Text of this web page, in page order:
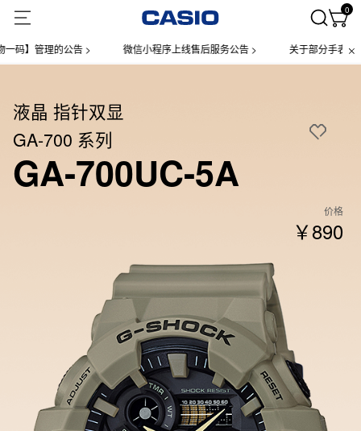
0
】管理的公告 > 微信小程序上线售后服务公告 > 关于部分手表产品
液晶 指针双显
GA-700 系列
GA-700UC-5A
价格
￥890